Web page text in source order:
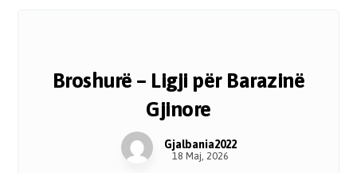
Broshurë – Ligji për Barazinë
Gjinore
Gjalbania2022
18 Maj, 2026